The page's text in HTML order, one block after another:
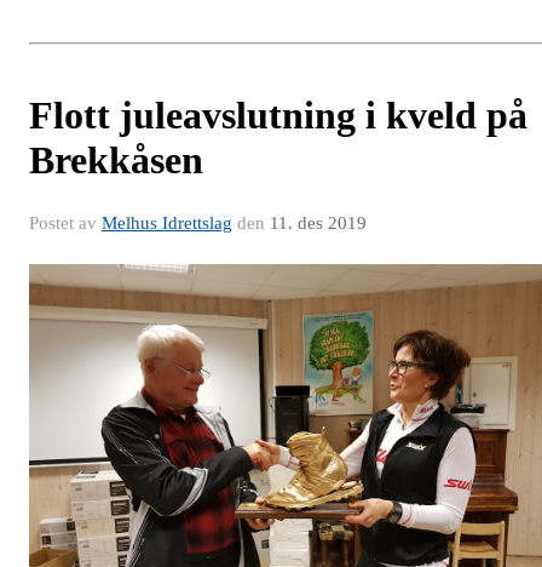
Flott juleavslutning i kveld på
Brekkåsen
Postet av Melhus Idrettslag den 11. des 2019